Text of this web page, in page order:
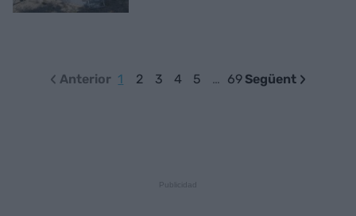
Anterior 1 2 3 4 5 … 69 Següent